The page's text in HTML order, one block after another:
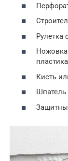
Рулетка
пластика
Кисть
Шпатель